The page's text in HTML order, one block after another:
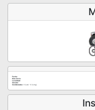
Fecha:
Hora Inicio:
Localidad:
Circuito:
Coordenadas:0 (Lat) - 0 (Long)